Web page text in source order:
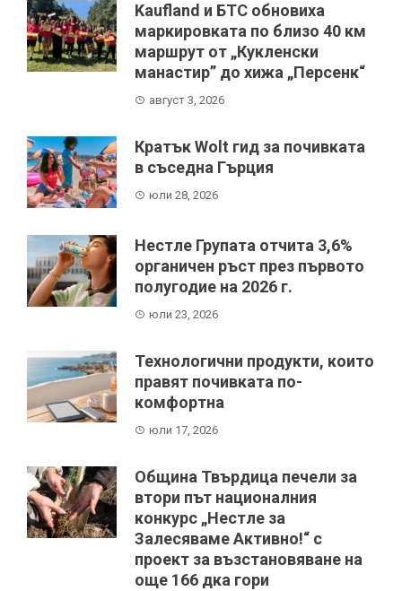
Kaufland и БТС обновиха
маркировката по близо 40 км
маршрут от „Кукленски
манастир” до хижа „Персенк“
август 3, 2026
Кратък Wolt гид за почивката
в съседна Гърция
юли 28, 2026
Нестле Групата отчита 3,6%
органичен ръст през първото
полугодие на 2026 г.
юли 23, 2026
Технологични продукти, които
правят почивката по-
комфортна
юли 17, 2026
Община Твърдица печели за
втори път националния
конкурс „Нестле за
Залесяваме Активно!“ с
проект за възстановяване на
още 166 дка гори